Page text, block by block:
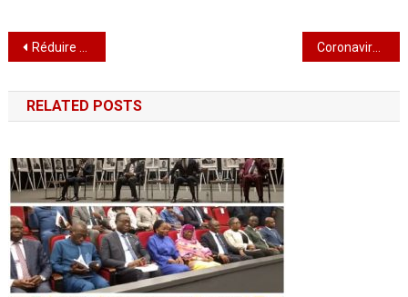
Navigation
de
l’article
Réduire La Propagation Du COVID19 Dans Le Milieu De Travail Au Togo :Le Président De L’UL,Prof Kokoroko Dodji Renvoi 7 Enseignants Revenus De L’extérieur Du Pays À L’auto Confinement Coronavirus : Winny Dogbatsé , Maire de la commune de Kloto1″ J’exhorte les habitants à laver les mains et à respecter les mesures prises par le gouvernement ».
RELATED POSTS